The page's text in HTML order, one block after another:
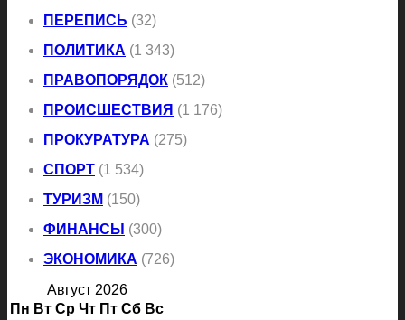
ПЕРЕПИСЬ (32)
ПОЛИТИКА (1 343)
ПРАВОПОРЯДОК (512)
ПРОИСШЕСТВИЯ (1 176)
ПРОКУРАТУРА (275)
СПОРТ (1 534)
ТУРИЗМ (150)
ФИНАНСЫ (300)
ЭКОНОМИКА (726)
Август 2026
Пн Вт Ср Чт Пт Сб Вс